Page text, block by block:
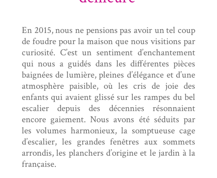
En 2015, nous ne pensions pas avoir un tel coup
de foudre pour la maison que nous visitions par
curiosité. C’est un sentiment d’enchantement
qui nous a guidés dans les différentes pièces
baignées de lumière, pleines d’élégance et d’une
atmosphère paisible, où les cris de joie des
enfants qui avaient glissé sur les rampes du bel
escalier depuis des décennies résonnaient
encore gaiement. Nous avons été séduits par
les volumes harmonieux, la somptueuse cage
d’escalier, les grandes fenêtres aux sommets
arrondis, les planchers d’origine et le jardin à la
française.